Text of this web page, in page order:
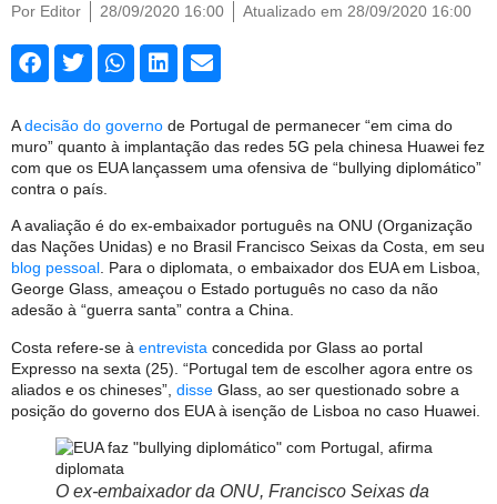
Por Editor 28/09/2020 16:00 Atualizado em 28/09/2020 16:00
Adecisão do governo de Portugal de permanecer “em cima do
muro” quanto à implantação das redes 5G pela chinesa Huawei fez
com que os EUA lançassem uma ofensiva de “bullying diplomático”
contra o país.
A avaliação é do ex-embaixador português na ONU (Organização
das Nações Unidas) e no Brasil Francisco Seixas da Costa, em seu
blog pessoal. Para o diplomata, o embaixador dos EUA em Lisboa,
George Glass, ameaçou o Estado português no caso da não
adesão à “guerra santa” contra a China.
Costa refere-se à entrevista concedida por Glass ao portal
Expresso na sexta (25). “Portugal tem de escolher agora entre os
aliados e os chineses”, disse Glass, ao ser questionado sobre a
posição do governo dos EUA à isenção de Lisboa no caso Huawei.
O ex-embaixador da ONU, Francisco Seixas da